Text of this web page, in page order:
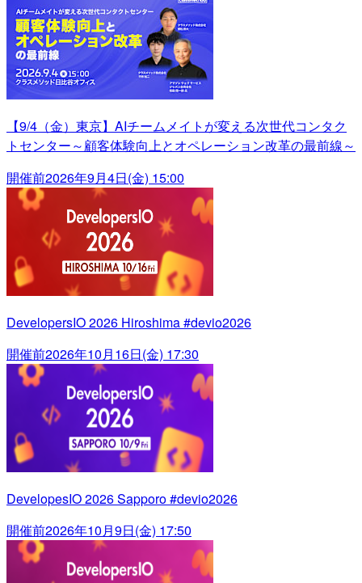
【9/4（金）東京】AIチームメイトが変える次世代コンタク
トセンター～顧客体験向上とオペレーション改革の最前線～
開催前2026年9月4日(金) 15:00
DevelopersIO 2026 Hiroshima #devio2026
開催前2026年10月16日(金) 17:30
DevelopesIO 2026 Sapporo #devio2026
開催前2026年10月9日(金) 17:50